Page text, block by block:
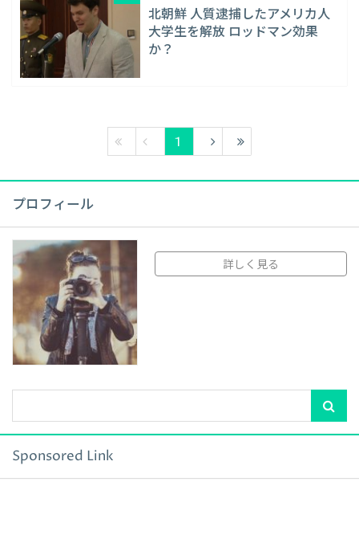
北朝鮮 人質逮捕したアメリカ人
大学生を解放 ロッドマン効果
か？
1
プロフィール
詳しく見る
Sponsored Link